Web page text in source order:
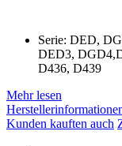
Serie: DED,
DED3,
D436, D439
Mehr lesen
Kunden kauften auch